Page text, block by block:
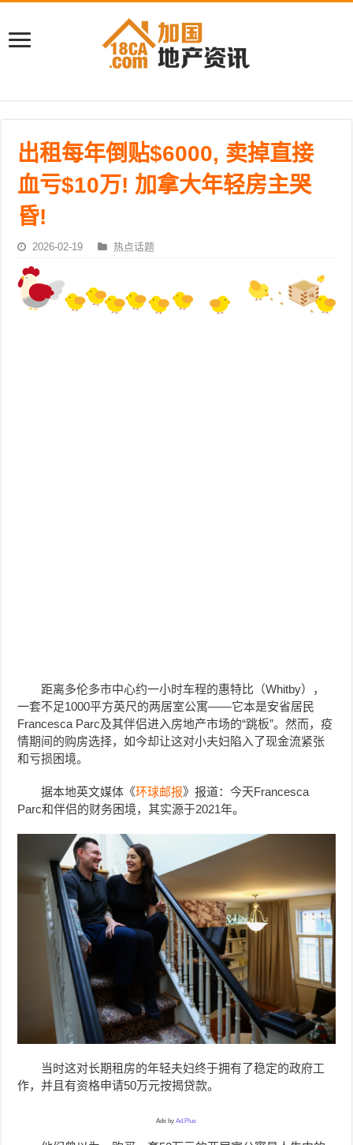
出租每年倒贴$6000, 卖掉直接
血亏$10万! 加拿大年轻房主哭
昏!
2026-02-19 热点话题
距离多伦多市中心约一小时车程的惠特比（Whitby），
一套不足1000平方英尺的两居室公寓——它本是安省居民
Francesca Parc及其伴侣进入房地产市场的“跳板”。然而，疫
情期间的购房选择，如今却让这对小夫妇陷入了现金流紧张
和亏损困境。
据本地英文媒体《环球邮报》报道：今天Francesca
Parc和伴侣的财务困境，其实源于2021年。
当时这对长期租房的年轻夫妇终于拥有了稳定的政府工
作，并且有资格申请50万元按揭贷款。
Ads byAd.Plus